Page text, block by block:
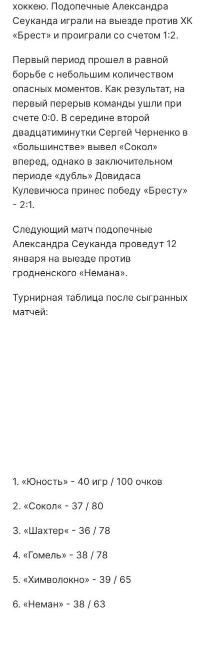
хоккею. Подопечные Александра
Сеуканда играли на выезде против ХК
«Брест» и проиграли со счетом 1:2.
Первый период прошел в равной
борьбе с небольшим количеством
опасных моментов. Как результат, на
первый перерыв команды ушли при
счете 0:0. В середине второй
двадцатиминутки Сергей Черненко в
«большинстве» вывел «Сокол»
вперед, однако в заключительном
периоде «дубль» Довидаса
Кулевичюса принес победу «Бресту»
- 2:1.
Следующий матч подопечные
Александра Сеуканда проведут 12
января на выезде против
гродненского «Немана».
Турнирная таблица после сыгранных
матчей:
1. «Юность» - 40 игр / 100 очков
2. «Сокол« - 37 / 80
3. «Шахтер« - 36 / 78
4. «Гомель» - 38 / 78
5. «Химволокно» - 39 / 65
6. «Неман» - 38 / 63